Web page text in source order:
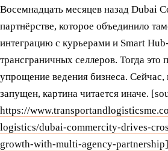
Восемнадцать месяцев назад Dubai
партнёрстве, которое объединило
интеграцию с курьерами и Smart
трансграничных селлеров. Тогда это
упрощение ведения бизнеса. Сейчас,
запущен, картина читается иначе.
https://
logistics/dubai-commercity-drives-
growth-with-multi-agency-partnership]